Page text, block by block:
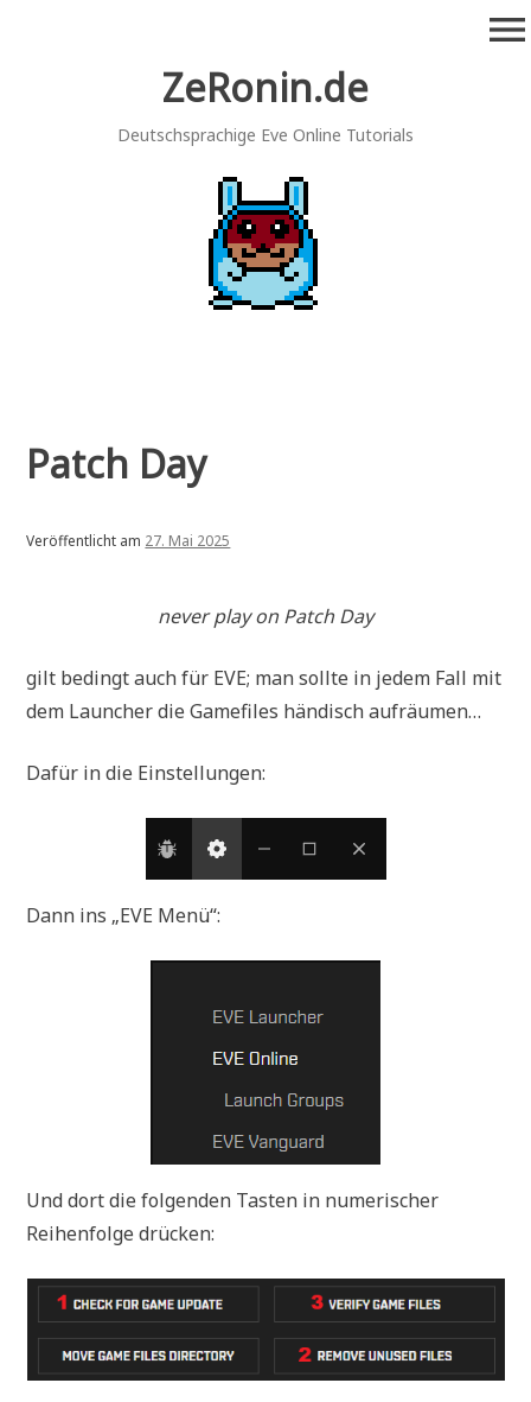
ZeRonin.de
Deutschsprachige Eve Online Tutorials
menu
Patch Day
Veröffentlicht am 27. Mai 2025
never play on Patch Day
gilt bedingt auch für EVE; man sollte in jedem Fall mit
dem Launcher die Gamefiles händisch aufräumen…
Dafür in die Einstellungen:
Dann ins „EVE Menü“:
Und dort die folgenden Tasten in numerischer
Reihenfolge drücken: